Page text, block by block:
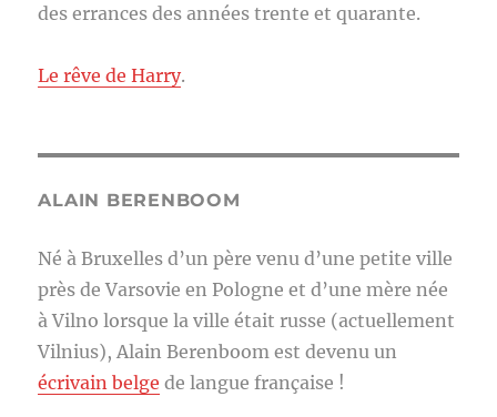
des errances des années trente et quarante.
Le rêve de Harry.
ALAIN BERENBOOM
Né à Bruxelles d’un père venu d’une petite ville
près de Varsovie en Pologne et d’une mère née
à Vilno lorsque la ville était russe (actuellement
Vilnius), Alain Berenboom est devenu un
écrivain belge de langue française !